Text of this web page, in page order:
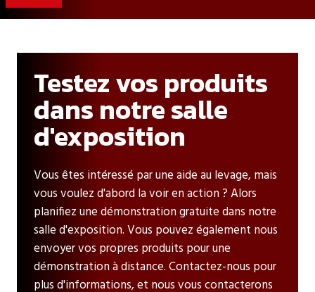
Testez vos produits
dans notre salle
d'exposition
Vous êtes intéressé par une aide au levage, mais
vous voulez d'abord la voir en action ? Alors
planifiez une démonstration gratuite dans notre
salle d'exposition. Vous pouvez également nous
envoyer vos propres produits pour une
démonstration à distance. Contactez-nous pour
plus d'informations, et nous vous contacterons